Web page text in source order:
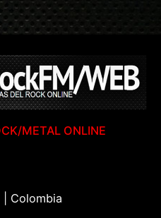
METAL ONLINE
| Colombia